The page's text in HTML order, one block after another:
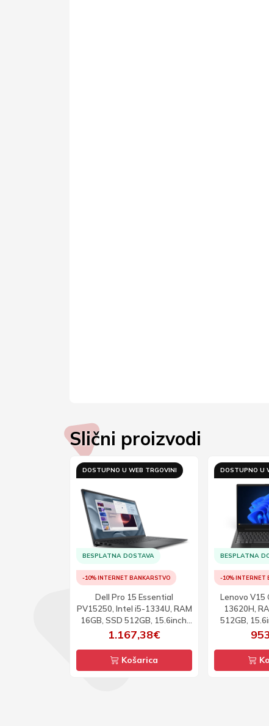
Slični proizvodi
DOSTUPNO U WEB TRGOVINI
BESPLATNA DOSTAVA
-10% INTERNET BANKARSTVO
Dell Pro 15 Essential
PV15250, Intel i5-1334U, RAM
16GB, SSD 512GB, 15.6inch,
FHD, 120Hz, Linux
1.167,38€
Košarica
DOSTUPNO U
BESPLATNA
-10% INTERNET
Lenovo V15
13620H,
512GB,